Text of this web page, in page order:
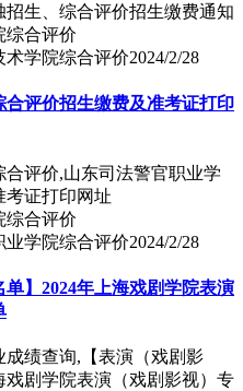
生、综合评价招生缴费通知
术学院综合评价2024/2/28
合评价招生缴费及准考证打印
合评价,山东司法警官职业学
考证打印网址
业学院综合评价2024/2/28
单】2024年上海戏剧学院表演
成绩查询,【表演（戏剧影
戏剧学院表演（戏剧影视）专